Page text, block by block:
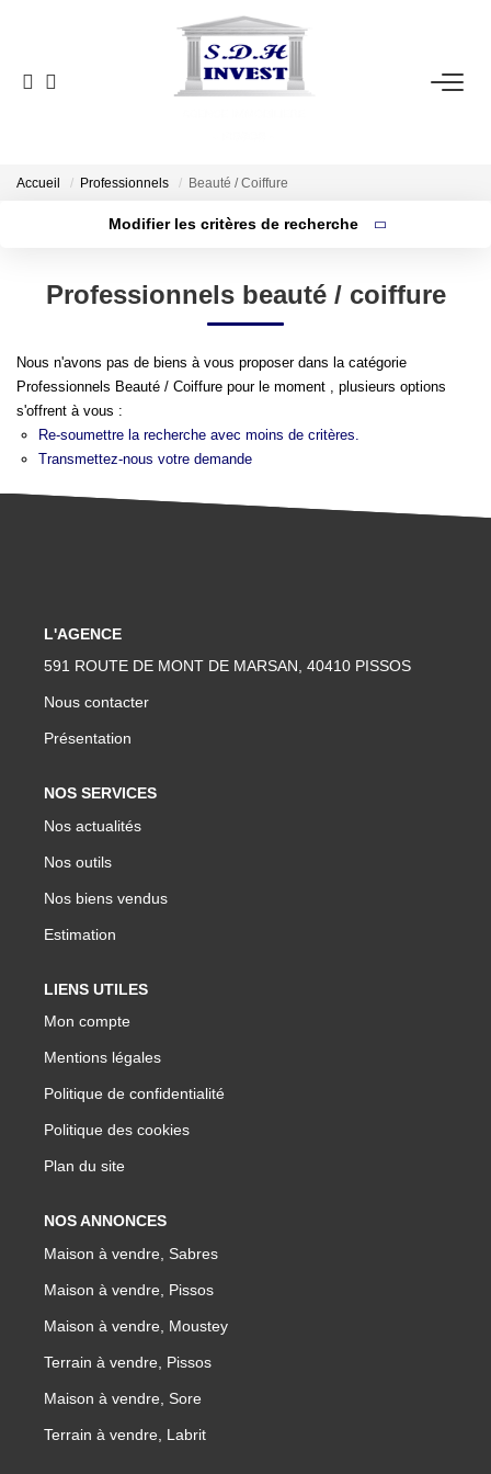
ACCUEIL
NOTRE AGENCE
NOS OUTILS
CONTACT
EN
Accueil Professionnels Beauté / Coiffure
Modifier les critères de recherche
de
Budget max
Plus de critères Créer une alerte
Professionnels beauté / coiffure
Nous n'avons pas de biens à vous proposer dans la catégorie
Professionnels Beauté / Coiffure pour le moment , plusieurs options
s'offrent à vous :
Re-soumettre la recherche avec moins de critères.
Transmettez-nous votre demande
L'AGENCE
591 ROUTE DE MONT DE MARSAN, 40410 PISSOS
Nous contacter
Présentation
NOS SERVICES
Nos actualités
Nos outils
Nos biens vendus
Estimation
LIENS UTILES
Mon compte
Mentions légales
Politique de confidentialité
Politique des cookies
Plan du site
NOS ANNONCES
Maison à vendre, Sabres
Maison à vendre, Pissos
Maison à vendre, Moustey
Terrain à vendre, Pissos
Maison à vendre, Sore
Terrain à vendre, Labrit